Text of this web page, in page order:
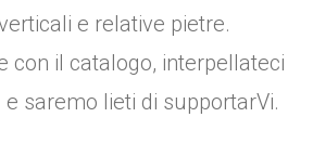
e relative pietre.
con il catalogo, interpellateci
saremo lieti di supportarVi.